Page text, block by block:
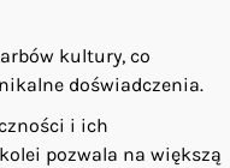
kultury, co
doświadczenia.
i ich
pozwala na większą